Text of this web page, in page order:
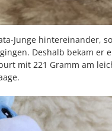
Junge hintereinander,
Deshalb bekam er
mit 221 Gramm am